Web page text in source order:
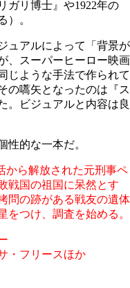
ガリ博士』や1922年の
）。
ュアルによって「背景が
、スーパーヒーロー映画
じような手法で作られて
嚆矢となったのは『ス
。ビジュアルと内容は良
性的な一本だ。
から解放された元刑事ペ
戦国の祖国に呆然とす
問の跡がある戦友の遺体
をつけ、調査を始める。
・フリースほか